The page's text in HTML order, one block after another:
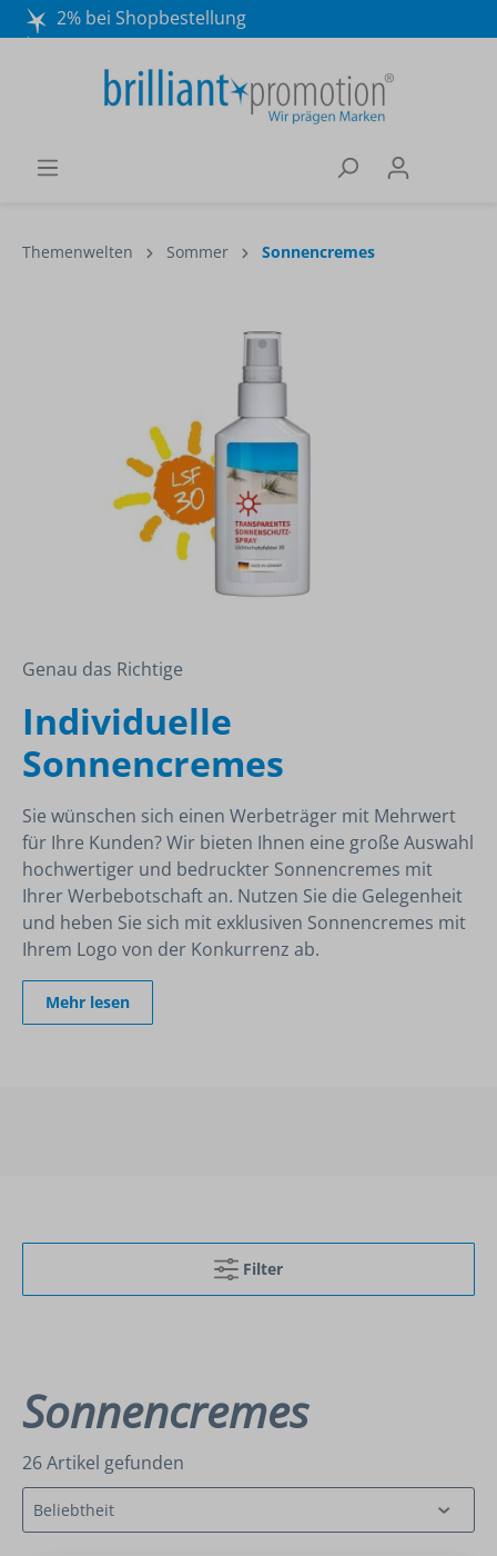
2% bei Shopbestellung
Wir beraten Sie gerne:
040 / 570 18 25 70
Themenwelten Sommer Sonnencremes
Genau das Richtige
Individuelle
Sonnencremes
Sie wünschen sich einen Werbeträger mit Mehrwert
für Ihre Kunden? Wir bieten Ihnen eine große Auswahl
hochwertiger und bedruckter Sonnencremes mit
Ihrer Werbebotschaft an. Nutzen Sie die Gelegenheit
und heben Sie sich mit exklusiven Sonnencremes mit
Ihrem Logo von der Konkurrenz ab.
Mehr lesen
Filter
Sonnencremes
26 Artikel gefunden